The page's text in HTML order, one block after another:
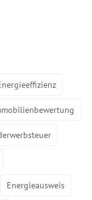
Energieausweis